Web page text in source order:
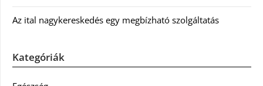
Az ital nagykereskedés egy megbízható szolgáltatás
Kategóriák